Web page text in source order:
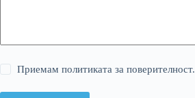
Приемам политиката за поверителност.